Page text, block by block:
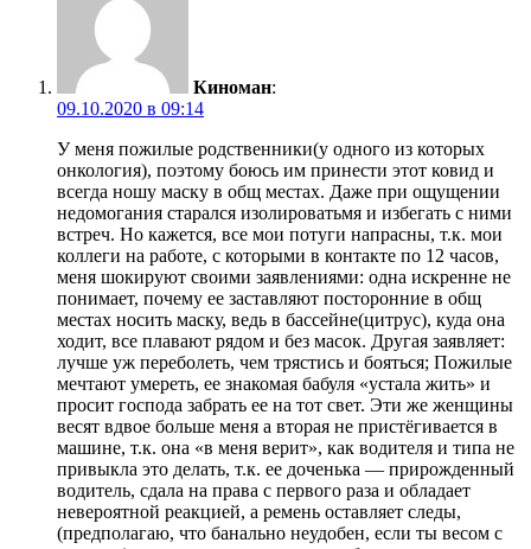
Киноман:
09.10.2020 в 09:14
У меня пожилые родственники(у одного из которых
онкология), поэтому боюсь им принести этот ковид и
всегда ношу маску в общ местах. Даже при ощущении
недомогания старался изолироватьмя и избегать с ними
встреч. Но кажется, все мои потуги напрасны, т.к. мои
коллеги на работе, с которыми в контакте по 12 часов,
меня шокируют своими заявлениями: одна искренне не
понимает, почему ее заставляют посторонние в общ
местах носить маску, ведь в бассейне(цитрус), куда она
ходит, все плавают рядом и без масок. Другая заявляет:
лучше уж переболеть, чем трястись и бояться; Пожилые
мечтают умереть, ее знакомая бабуля «устала жить» и
просит господа забрать ее на тот свет. Эти же женщины
весят вдвое больше меня а вторая не пристёгивается в
машине, т.к. она «в меня верит», как водителя и типа не
привыкла это делать, т.к. ее доченька — прирожденный
водитель, сдала на права с первого раза и обладает
невероятной реакцией, а ремень оставляет следы,
(предполагаю, что банально неудобен, если ты весом с